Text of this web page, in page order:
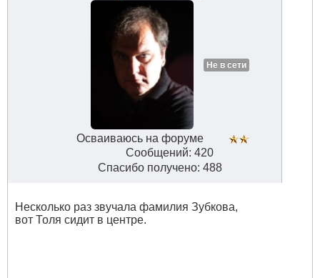
Не в сети
Осваиваюсь на форуме
Сообщений: 420
Спасибо получено: 488
Несколько раз звучала фамилия Зубкова,
вот Толя сидит в центре.